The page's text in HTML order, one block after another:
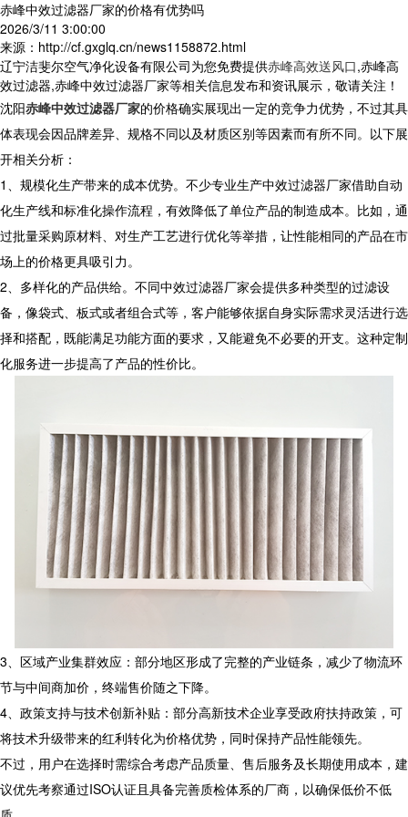
赤峰中效过滤器厂家的价格有优势吗
2026/3/11 3:00:00
来源：http://cf.gxglq.cn/news1158872.html
辽宁洁斐尔空气净化设备有限公司为您免费提供赤峰高效送风口,赤峰高
效过滤器,赤峰中效过滤器厂家等相关信息发布和资讯展示，敬请关注！
沈阳赤峰中效过滤器厂家的价格确实展现出一定的竞争力优势，不过其具
体表现会因品牌差异、规格不同以及材质区别等因素而有所不同。以下展
开相关分析：
1、规模化生产带来的成本优势。不少专业生产中效过滤器厂家借助自动
化生产线和标准化操作流程，有效降低了单位产品的制造成本。比如，通
过批量采购原材料、对生产工艺进行优化等举措，让性能相同的产品在市
场上的价格更具吸引力。
2、多样化的产品供给。不同中效过滤器厂家会提供多种类型的过滤设
备，像袋式、板式或者组合式等，客户能够依据自身实际需求灵活进行选
择和搭配，既能满足功能方面的要求，又能避免不必要的开支。这种定制
化服务进一步提高了产品的性价比。
3、区域产业集群效应：部分地区形成了完整的产业链条，减少了物流环
节与中间商加价，终端售价随之下降。
4、政策支持与技术创新补贴：部分高新技术企业享受政府扶持政策，可
将技术升级带来的红利转化为价格优势，同时保持产品性能领先。
不过，用户在选择时需综合考虑产品质量、售后服务及长期使用成本，建
议优先考察通过ISO认证且具备完善质检体系的厂商，以确保低价不低